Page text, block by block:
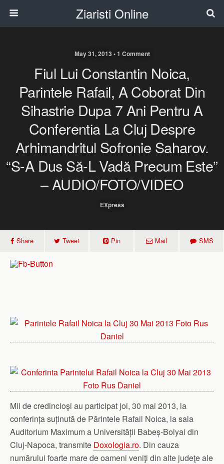
Ziaristi Online
May 31, 2013 • 1 Comment
Fiul Lui Constantin Noica,
Parintele Rafail, A Coborat Din
Sihastrie Dupa 7 Ani Pentru A
Conferentia La Cluj Despre
Arhimandritul Sofronie Saharov.
“S-A Dus Să-L Vadă Precum Este”
– AUDIO/FOTO/VIDEO
EXpress
Share Tweet Pin Mail SMS
Mii de credincioşi au participat joi, 30 mai 2013, la
conferința suținută de Părintele Rafail Noica, la sala
Auditorium Maximum a Universității Babeș-Bolyai din
Cluj-Napoca, transmite Doxologia.ro. Din cauza
numărului foarte mare de oameni veniţi din alte judeţe ale